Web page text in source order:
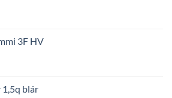
3F HV
blár